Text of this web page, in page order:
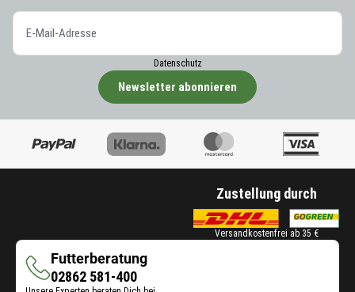
Datenschutz
Newsletter abonnieren
Zustellung durch
Versandkostenfrei ab 35 €
Futterberatung
Futterberatung
02862 581-400